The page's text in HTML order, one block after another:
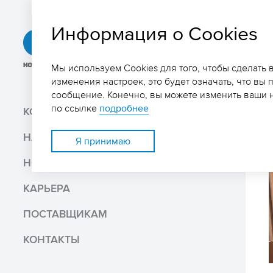
ГРК
КОМПАНИЯ
НАШ БИЗНЕС
НОВОСТИ И МЕДИА
КАРЬЕРА
ПОСТАВЩИКАМ
КОНТАКТЫ
Поиск
Поделиться
Распечатать
Информация о Cookies
Мы используем Cookies для того, чтобы
изменения настроек, это будет означать, что
сообщение. Конечно, вы можете изменить ваши
по ссылке подробнее
Я принимаю